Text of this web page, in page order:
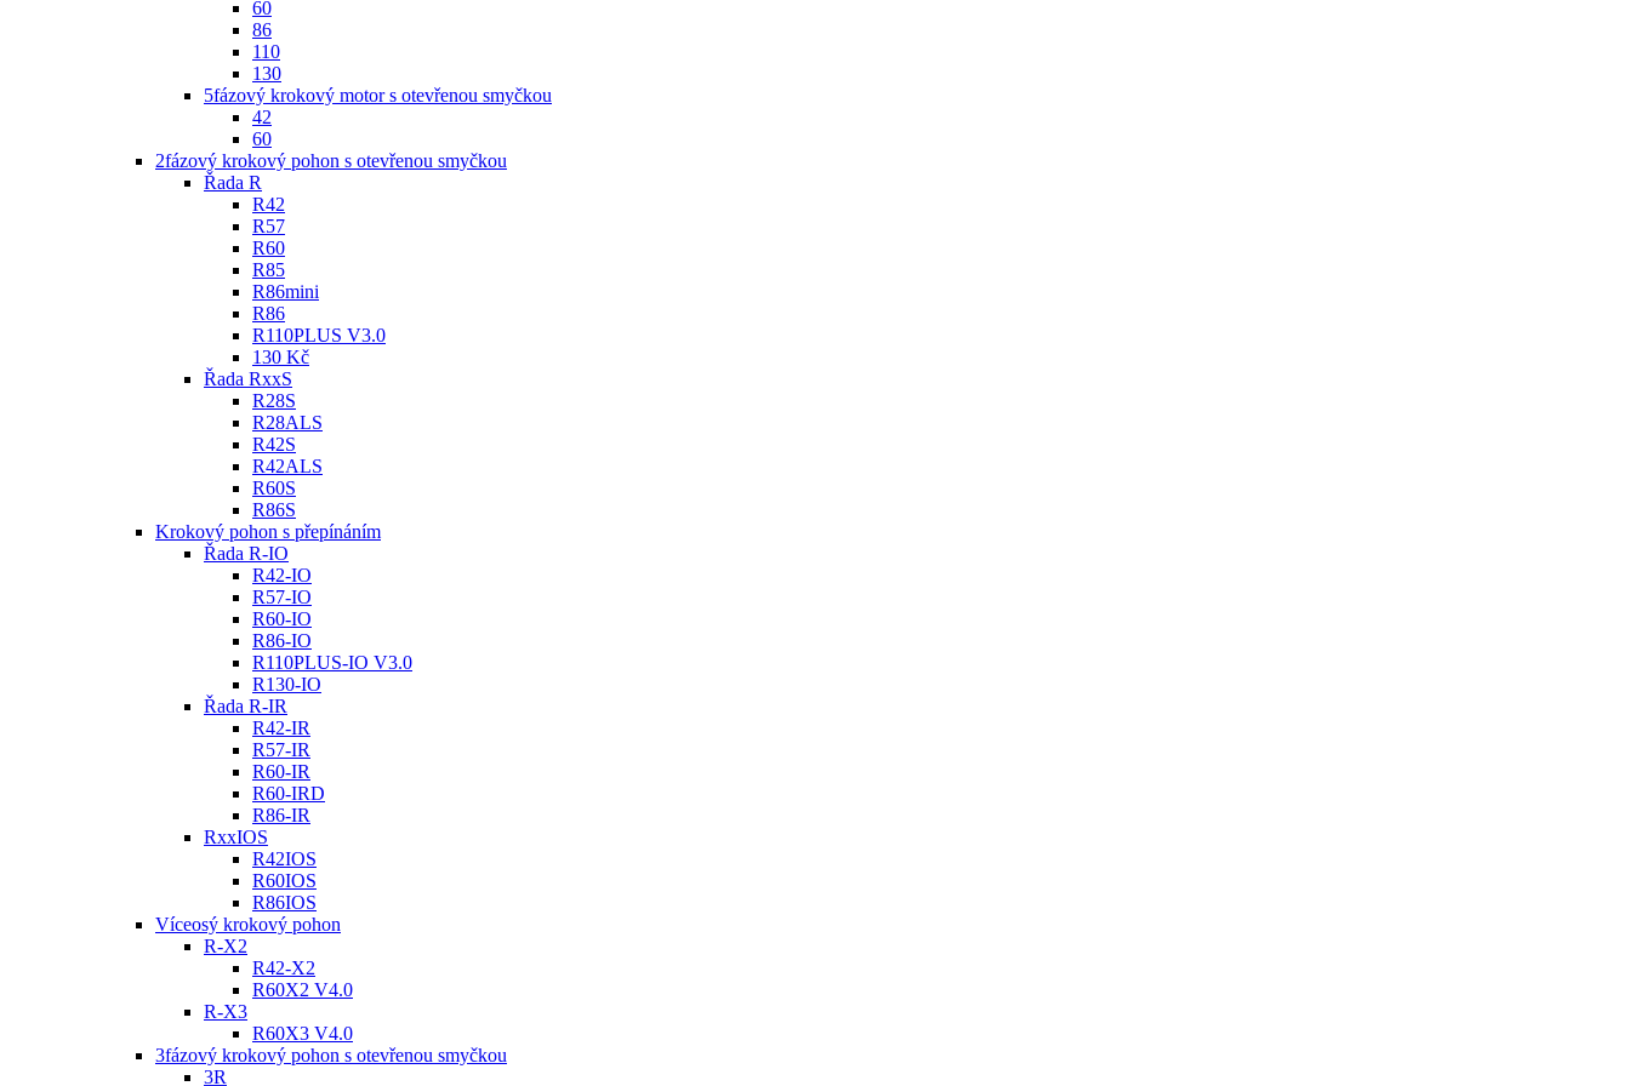
60
86
110
130
5fázový krokový motor s otevřenou smyčkou
42
60
2fázový krokový pohon s otevřenou smyčkou
Řada R
R42
R57
R60
R85
R86mini
R86
R110PLUS V3.0
130 Kč
Řada RxxS
R28S
R28ALS
R42S
R42ALS
R60S
R86S
Krokový pohon s přepínáním
Řada R-IO
R42-IO
R57-IO
R60-IO
R86-IO
R110PLUS-IO V3.0
R130-IO
Řada R-IR
R42-IR
R57-IR
R60-IR
R60-IRD
R86-IR
RxxIOS
R42IOS
R60IOS
R86IOS
Víceosý krokový pohon
R-X2
R42-X2
R60X2 V4.0
R-X3
R60X3 V4.0
3fázový krokový pohon s otevřenou smyčkou
3R